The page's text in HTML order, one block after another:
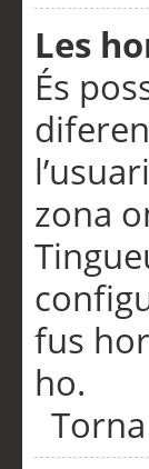
Les
És
zona
fus
ho.
Torna